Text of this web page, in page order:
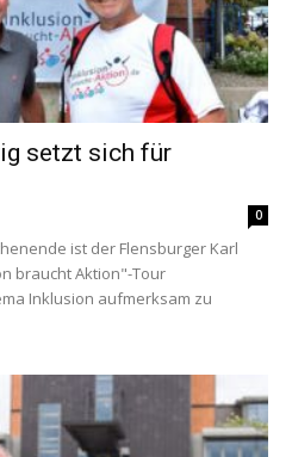
setzt sich für
0
ist der Flensburger Karl
braucht Aktion"-Tour
Inklusion aufmerksam zu